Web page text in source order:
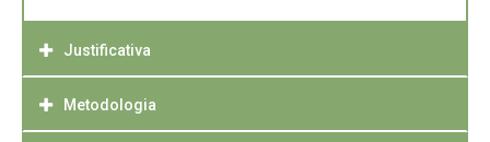
Justificativa
O arroz é consumido por grande parte da população
mundial, sendo alimento básico principalmente para
Metodologia